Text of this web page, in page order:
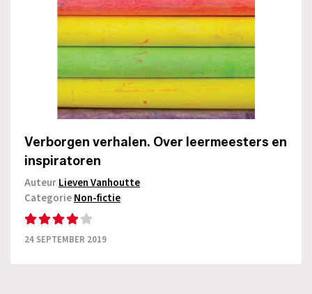
Verborgen verhalen. Over leermeesters en
inspiratoren
AuteurLieven Vanhoutte
CategorieNon-fictie
24 SEPTEMBER 2019